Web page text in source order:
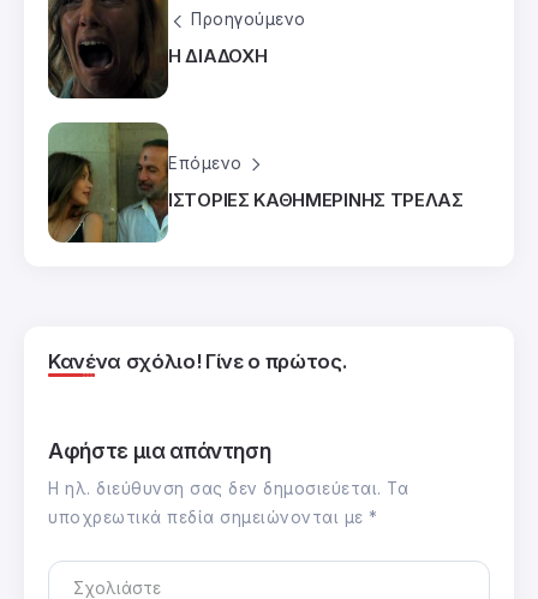
Προηγούμενο
Η ΔΙΑΔΟΧΗ
Επόμενο
ΙΣΤΟΡΙΕΣ ΚΑΘΗΜΕΡΙΝΗΣ ΤΡΕΛΑΣ
Κανένα σχόλιο! Γίνε ο πρώτος.
Αφήστε μια απάντηση
Η ηλ. διεύθυνση σας δεν δημοσιεύεται. Τα
υποχρεωτικά πεδία σημειώνονται με *